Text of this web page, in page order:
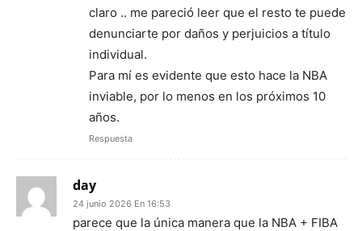
claro .. me pareció leer que el resto te puede
denunciarte por daños y perjuicios a título
individual.
Para mí es evidente que esto hace la NBA
inviable, por lo menos en los próximos 10
años.
Respuesta
day
24 junio 2026 En 16:53
parece que la única manera que la NBA + FIBA